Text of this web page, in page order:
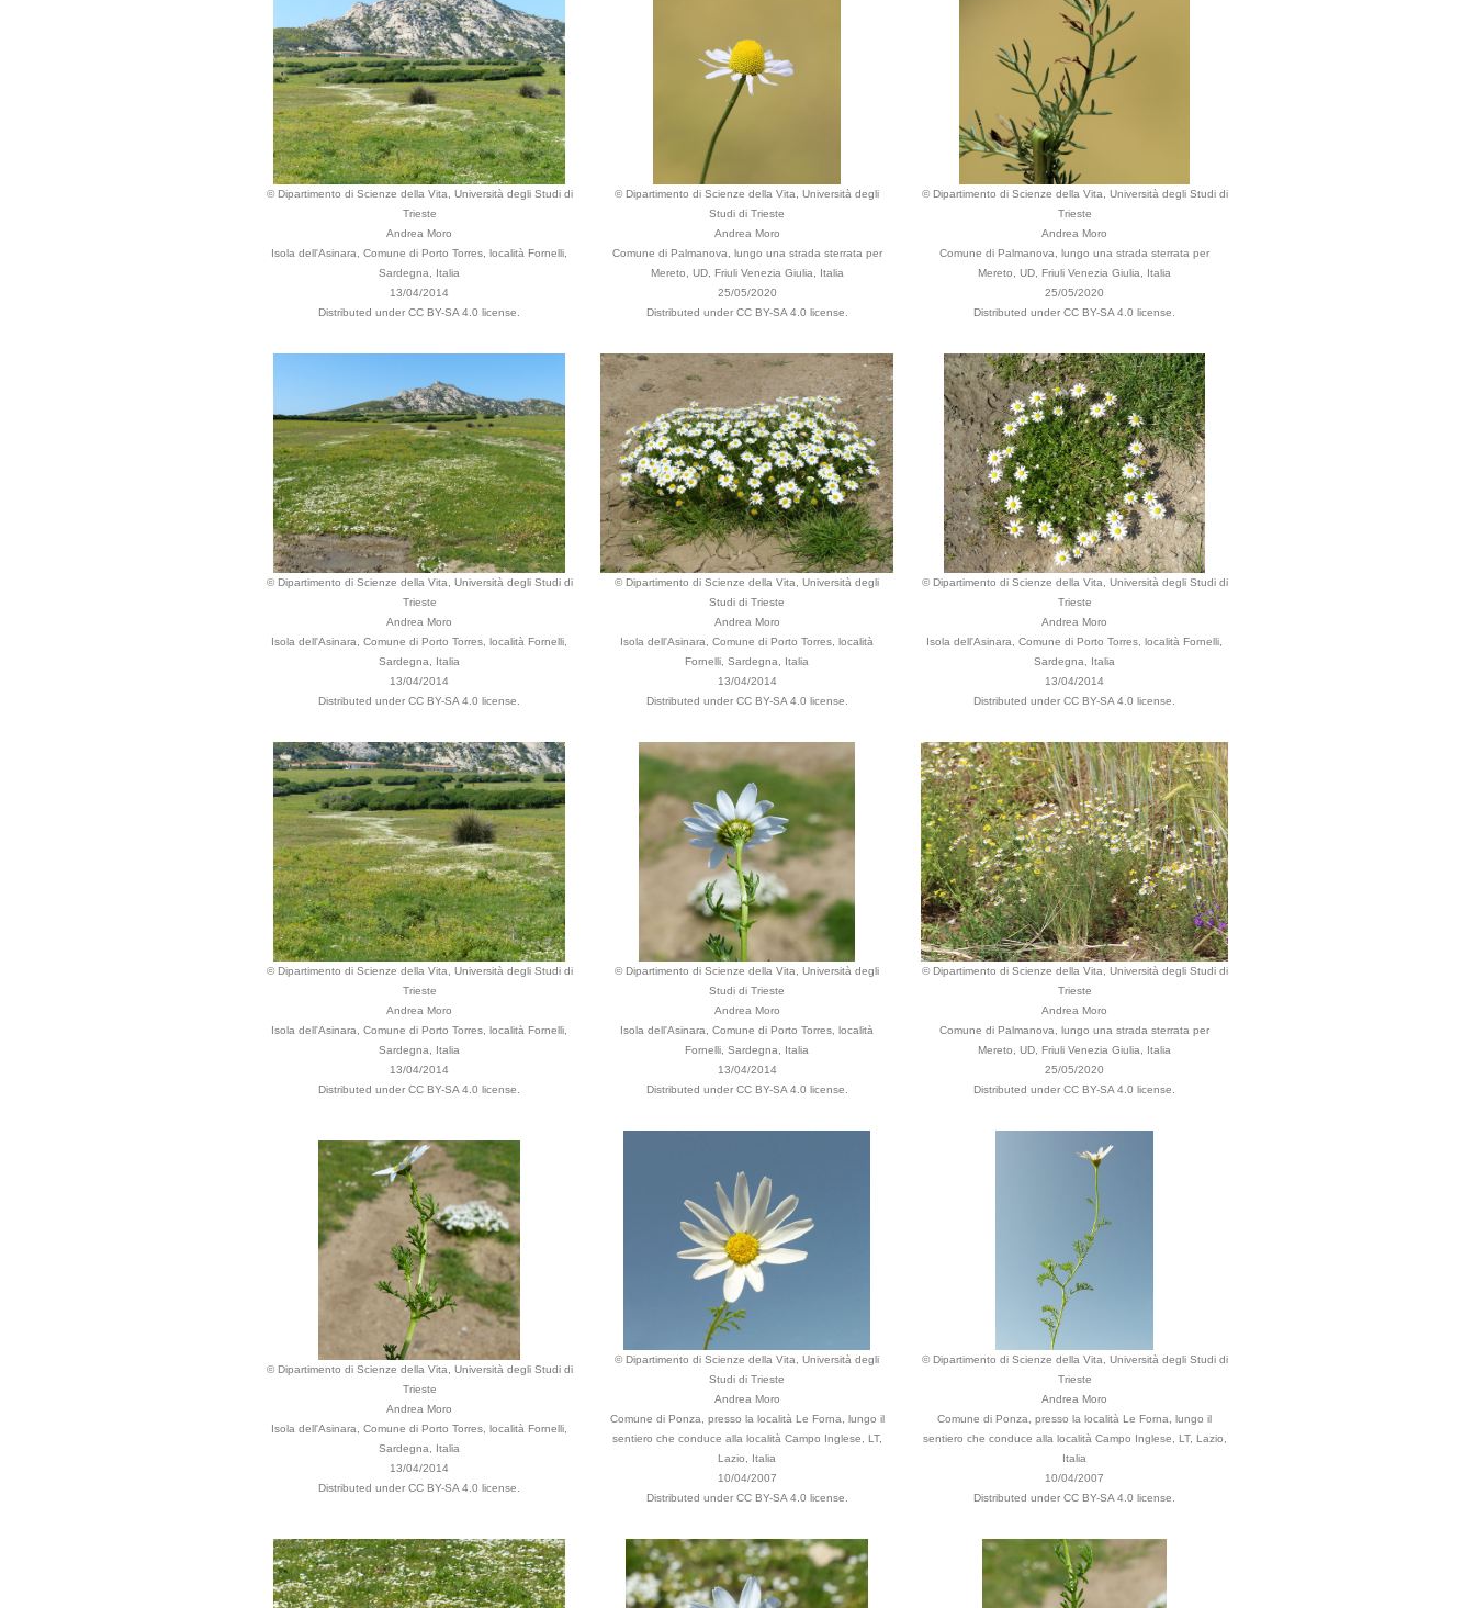
© Dipartimento di Scienze della Vita, Università degli Studi di
Trieste
Andrea Moro
Isola dell'Asinara, Comune di Porto Torres, località Fornelli,
Sardegna, Italia
13/04/2014
Distributed under CC BY-SA 4.0 license.
© Dipartimento di Scienze della Vita, Università degli
Studi di Trieste
Andrea Moro
Comune di Palmanova, lungo una strada sterrata per
Mereto, UD, Friuli Venezia Giulia, Italia
25/05/2020
Distributed under CC BY-SA 4.0 license.
© Dipartimento di Scienze della Vita, Università degli Studi di
Trieste
Andrea Moro
Comune di Palmanova, lungo una strada sterrata per
Mereto, UD, Friuli Venezia Giulia, Italia
25/05/2020
Distributed under CC BY-SA 4.0 license.
© Dipartimento di Scienze della Vita, Università degli Studi di
Trieste
Andrea Moro
Isola dell'Asinara, Comune di Porto Torres, località Fornelli,
Sardegna, Italia
13/04/2014
Distributed under CC BY-SA 4.0 license.
© Dipartimento di Scienze della Vita, Università degli
Studi di Trieste
Andrea Moro
Isola dell'Asinara, Comune di Porto Torres, località
Fornelli, Sardegna, Italia
13/04/2014
Distributed under CC BY-SA 4.0 license.
© Dipartimento di Scienze della Vita, Università degli Studi di
Trieste
Andrea Moro
Isola dell'Asinara, Comune di Porto Torres, località Fornelli,
Sardegna, Italia
13/04/2014
Distributed under CC BY-SA 4.0 license.
© Dipartimento di Scienze della Vita, Università degli Studi di
Trieste
Andrea Moro
Isola dell'Asinara, Comune di Porto Torres, località Fornelli,
Sardegna, Italia
13/04/2014
Distributed under CC BY-SA 4.0 license.
© Dipartimento di Scienze della Vita, Università degli
Studi di Trieste
Andrea Moro
Isola dell'Asinara, Comune di Porto Torres, località
Fornelli, Sardegna, Italia
13/04/2014
Distributed under CC BY-SA 4.0 license.
© Dipartimento di Scienze della Vita, Università degli Studi di
Trieste
Andrea Moro
Comune di Palmanova, lungo una strada sterrata per
Mereto, UD, Friuli Venezia Giulia, Italia
25/05/2020
Distributed under CC BY-SA 4.0 license.
© Dipartimento di Scienze della Vita, Università degli Studi di
Trieste
Andrea Moro
Isola dell'Asinara, Comune di Porto Torres, località Fornelli,
Sardegna, Italia
13/04/2014
Distributed under CC BY-SA 4.0 license.
© Dipartimento di Scienze della Vita, Università degli
Studi di Trieste
Andrea Moro
Comune di Ponza, presso la località Le Forna, lungo il
sentiero che conduce alla località Campo Inglese, LT,
Lazio, Italia
10/04/2007
Distributed under CC BY-SA 4.0 license.
© Dipartimento di Scienze della Vita, Università degli Studi di
Trieste
Andrea Moro
Comune di Ponza, presso la località Le Forna, lungo il
sentiero che conduce alla località Campo Inglese, LT, Lazio,
Italia
10/04/2007
Distributed under CC BY-SA 4.0 license.